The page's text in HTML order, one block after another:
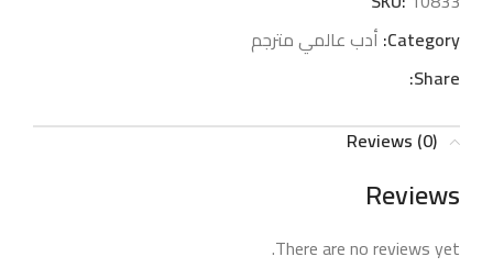
Category: أدب عالمي مترجم
Share:
Reviews (0)
Reviews
There are no reviews yet.